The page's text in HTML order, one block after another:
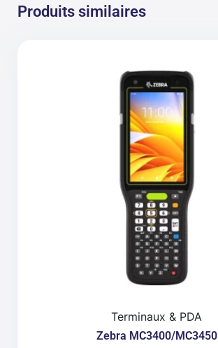
Produits similaires
Terminaux & PDA
Zebra MC3400/MC3450